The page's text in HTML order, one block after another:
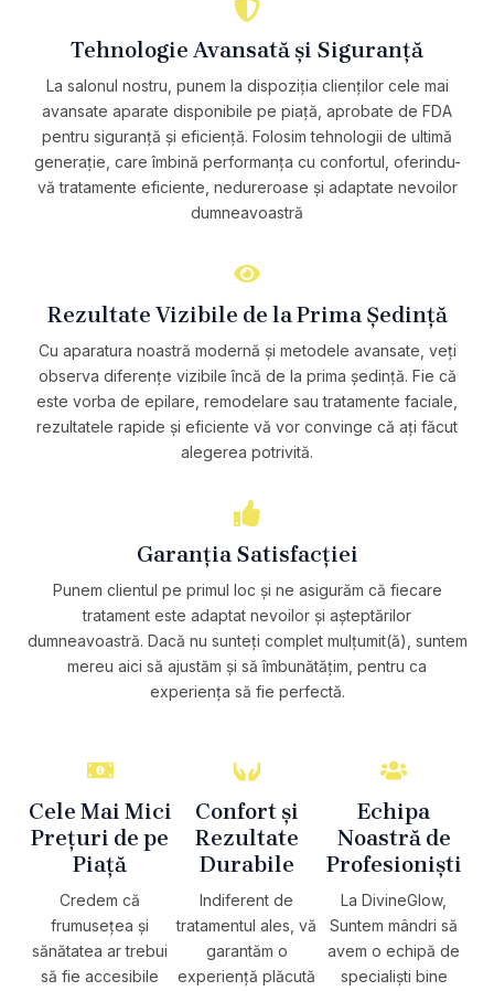
Tehnologie Avansată și Siguranță
La salonul nostru, punem la dispoziția clienților cele mai
avansate aparate disponibile pe piață, aprobate de FDA
pentru siguranță și eficiență. Folosim tehnologii de ultimă
generație, care îmbină performanța cu confortul, oferindu-
vă tratamente eficiente, nedureroase și adaptate nevoilor
dumneavoastră
Rezultate Vizibile de la Prima Ședință
Cu aparatura noastră modernă și metodele avansate, veți
observa diferențe vizibile încă de la prima ședință. Fie că
este vorba de epilare, remodelare sau tratamente faciale,
rezultatele rapide și eficiente vă vor convinge că ați făcut
alegerea potrivită.
Garanția Satisfacției
Punem clientul pe primul loc și ne asigurăm că fiecare
tratament este adaptat nevoilor și așteptărilor
dumneavoastră. Dacă nu sunteți complet mulțumit(ă), suntem
mereu aici să ajustăm și să îmbunătățim, pentru ca
experiența să fie perfectă.
Cele Mai Mici
Prețuri de pe
Piață
Credem că
frumusețea și
sănătatea ar trebui
să fie accesibile
Confort și
Rezultate
Durabile
Indiferent de
tratamentul ales, vă
garantăm o
experiență plăcută
Echipa
Noastră de
Profesioniști
La DivineGlow,
Suntem mândri să
avem o echipă de
specialiști bine